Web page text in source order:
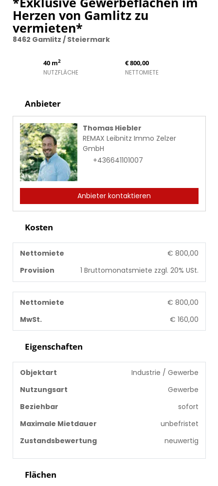
Herzen von Gamlitz zu
vermieten*
8462 Gamlitz / Steiermark
40 m2
NUTZFLÄCHE
€ 800,00
NETTOMIETE
Anbieter
Thomas Hiebler
REMAX Leibnitz Immo Zelzer
GmbH
+436641101007
Anbieter kontaktieren
Kosten
Nettomiete
€ 800,00
Provision
1 Bruttomonatsmiete zzgl. 20% USt.
Nettomiete
€ 800,00
MwSt.
€ 160,00
Eigenschaften
Objektart
Industrie / Gewerbe
Nutzungsart
Gewerbe
Beziehbar
sofort
Maximale Mietdauer
unbefristet
Zustandsbewertung
neuwertig
Flächen